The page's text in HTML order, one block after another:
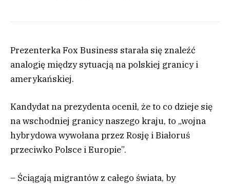
Prezenterka Fox Business starała się znaleźć
analogię między sytuacją na polskiej granicy i
amerykańskiej.
Kandydat na prezydenta ocenił, że to co dzieje się
na wschodniej granicy naszego kraju, to „wojna
hybrydowa wywołana przez Rosję i Białoruś
przeciwko Polsce i Europie”.
– Ściągają migrantów z całego świata, by